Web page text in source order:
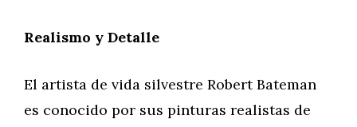
Realismo y Detalle
El artista de vida silvestre Robert Bateman
es conocido por sus pinturas realistas de